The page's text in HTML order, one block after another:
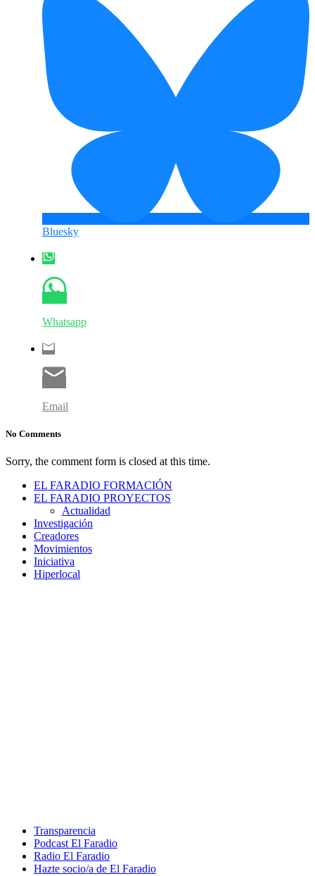
Bluesky
Whatsapp
Email
No Comments
Sorry, the comment form is closed at this time.
EL FARADIO FORMACIÓN
EL FARADIO PROYECTOS
Actualidad
Investigación
Creadores
Movimientos
Iniciativa
Hiperlocal
Transparencia
Podcast El Faradio
Radio El Faradio
Hazte socio/a de El Faradio